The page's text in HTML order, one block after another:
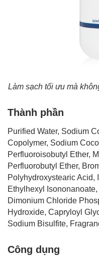
Làm sạch tối ưu mà
Thành phần
Purified Water, Sodium
Copolymer, Sodium
Perfluoroisobutyl Ether,
Perfluorobutyl Ether,
Polyhydroxystearic Acid,
Ethylhexyl
Dimonium Chloride
Hydroxide, Capryloyl
Sodium Bisulfite,
Công dụng